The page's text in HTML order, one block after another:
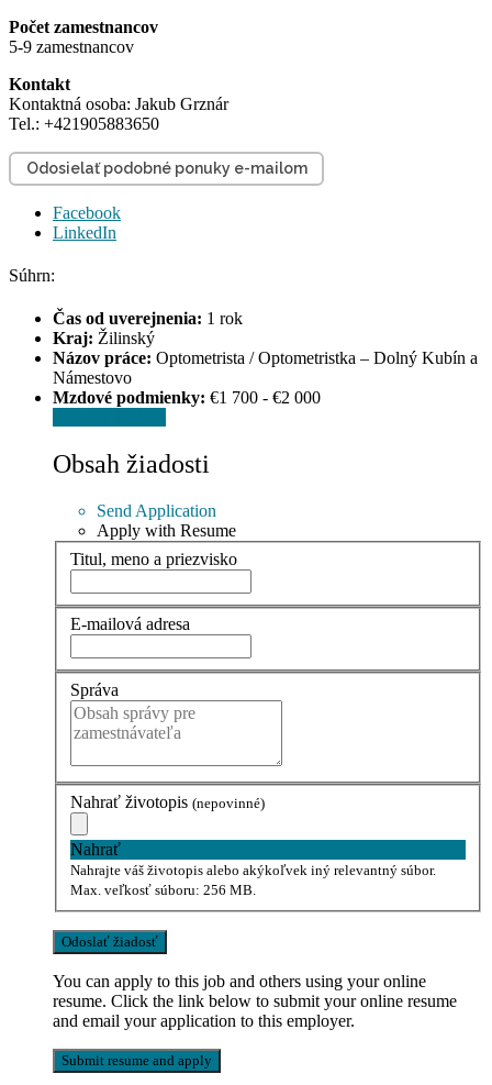
Počet zamestnancov
5-9 zamestnancov
Kontakt
Kontaktná osoba: Jakub Grznár
Tel.: +421905883650
Odosielať podobné ponuky e-mailom
Facebook
LinkedIn
Súhrn:
Čas od uverejnenia: 1 rok
Kraj: Žilinský
Názov práce: Optometrista / Optometristka – Dolný Kubín a
Námestovo
Mzdové podmienky: €1 700 - €2 000
Obsah žiadosti
Send Application
Apply with Resume
Titul, meno a priezvisko
E-mailová adresa
Správa
Nahrať životopis (nepovinné)
Nahrať
Nahrajte váš životopis alebo akýkoľvek iný relevantný súbor.
Max. veľkosť súboru: 256 MB.
You can apply to this job and others using your online
resume. Click the link below to submit your online resume
and email your application to this employer.